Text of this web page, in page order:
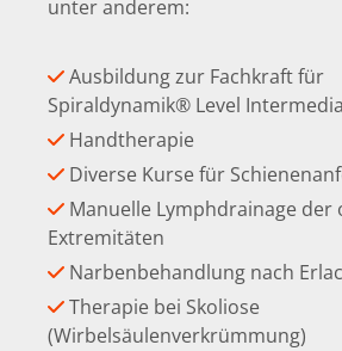
unter anderem:
 Ausbildung zur Fachkraft für
Spiraldynamik® Level
 Handtherapie
 Diverse Kurse für
 Manuelle Lymphdrainage der
Extremitäten
 Narbenbehandlung nach
 Therapie bei Skoliose
(Wirbelsäulenverkrümmung)